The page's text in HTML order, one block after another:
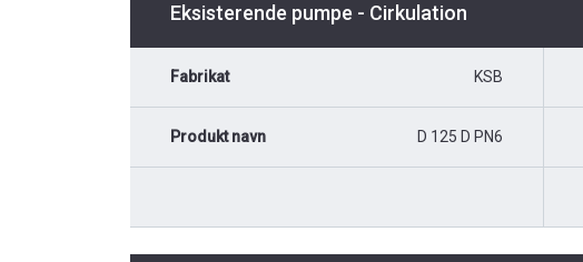
Eksisterende pumpe - Cirkulation
Fabrikat KSB
Produkt navn D 125 D PN6